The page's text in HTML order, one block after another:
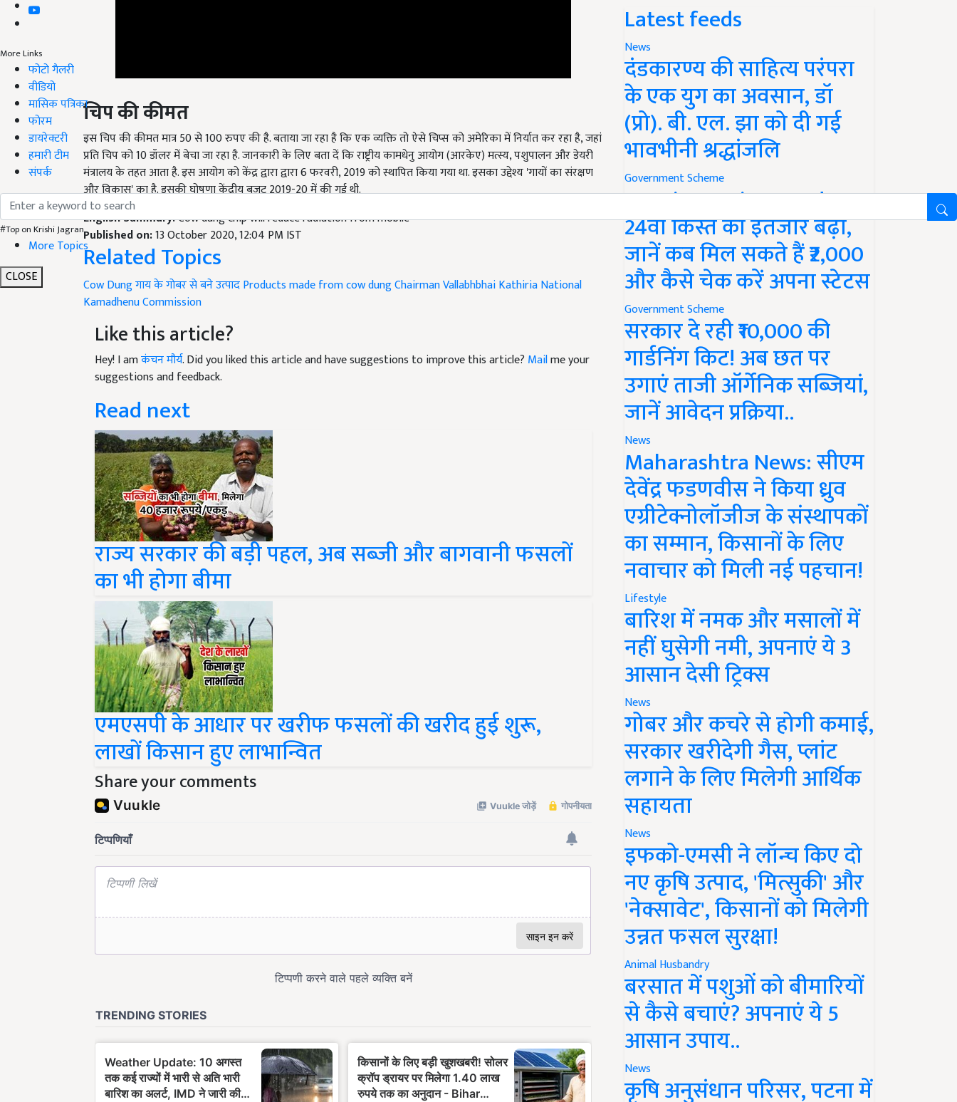
More Links
फोटो गैलरी
वीडियो
मासिक पत्रिका
फोरम
डायरेक्टरी
हमारी टीम
संपर्क
#Top on Krishi Jagran
More Topics
CLOSE
चिप की कीमत
इस चिप की कीमत मात्र 50 से 100 रुपए की है. बताया जा रहा है कि एक व्यक्ति तो ऐसे चिप्स को अमेरिका में निर्यात कर रहा है, जहां
प्रति चिप को 10 डॉलर में बेचा जा रहा है. जानकारी के लिए बता दें कि राष्ट्रीय कामधेनु आयोग (आरकेए) मत्स्य, पशुपालन और डेयरी
मंत्रालय के तहत आता है. इस आयोग को केंद्र द्वारा द्वारा 6 फरवरी, 2019 को स्थापित किया गया था. इसका उद्देश्य 'गायों का संरक्षण
और विकास' का है. इसकी घोषणा केंद्रीय बजट 2019-20 में की गई थी.
English Summary:
Published on:13 October 2020, 12:04 PM IST
Related Topics
Cow Dungगाय के गोबर से बने उत्पाद
Kamadhenu Commission
Like this article?
Hey! I amकंचन मौर्य. Did you liked this article and have suggestions to improve this article?
suggestions and feedback.
Read next
राज्य सरकार की बड़ी पहल, अब सब्जी और बागवानी फसलों
का भी होगा बीमा
एमएसपी के आधार पर खरीफ फसलों की खरीद हुई शुरू,
लाखों किसान हुए लाभान्वित
Share your comments
Latest feeds
News
दंडकारण्य की साहित्य परंपरा
के एक युग का अवसान, डॉ
(प्रो). बी. एल. झा को दी गई
भावभीनी श्रद्धांजलि
Government Scheme
PM Kisan Yojana Update:
24वीं किस्त का इंतजार बढ़ा,
जानें कब मिल सकते हैं ₹2,000
और कैसे चेक करें अपना स्टेटस
Government Scheme
सरकार दे रही ₹10,000 की
गार्डनिंग किट! अब छत पर
उगाएं ताजी ऑर्गेनिक सब्जियां,
जानें आवेदन प्रक्रिया..
News
Maharashtra News: सीएम
देवेंद्र फडणवीस ने किया ध्रुव
एग्रीटेक्नोलॉजीज के संस्थापकों
का सम्मान, किसानों के लिए
नवाचार को मिली नई पहचान!
Lifestyle
बारिश में नमक और मसालों में
नहीं घुसेगी नमी, अपनाएं ये 3
आसान देसी ट्रिक्स
News
गोबर और कचरे से होगी कमाई,
सरकार खरीदेगी गैस, प्लांट
लगाने के लिए मिलेगी आर्थिक
सहायता
News
इफको-एमसी ने लॉन्च किए दो
नए कृषि उत्पाद, 'मित्सुकी' और
'नेक्सावेट', किसानों को मिलेगी
उन्नत फसल सुरक्षा!
Animal Husbandry
बरसात में पशुओं को बीमारियों
से कैसे बचाएं? अपनाएं ये 5
आसान उपाय..
News
कृषि अनुसंधान परिसर, पटना में